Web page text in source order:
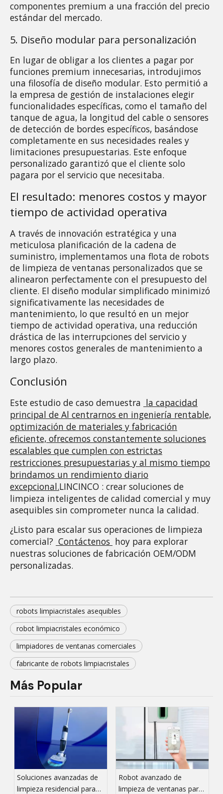
componentes premium a una fracción del precio
estándar del mercado.
5. Diseño modular para personalización
En lugar de obligar a los clientes a pagar por
funciones premium innecesarias, introdujimos
una filosofía de diseño modular. Esto permitió a
la empresa de gestión de instalaciones elegir
funcionalidades específicas, como el tamaño del
tanque de agua, la longitud del cable o sensores
de detección de bordes específicos, basándose
completamente en sus necesidades reales y
limitaciones presupuestarias. Este enfoque
personalizado garantizó que el cliente solo
pagara por el servicio que necesitaba.
El resultado: menores costos y mayor
tiempo de actividad operativa
A través de innovación estratégica y una
meticulosa planificación de la cadena de
suministro, implementamos una flota de robots
de limpieza de ventanas personalizados que se
alinearon perfectamente con el presupuesto del
cliente. El diseño modular simplificado minimizó
significativamente las necesidades de
mantenimiento, lo que resultó en un mejor
tiempo de actividad operativa, una reducción
drástica de las interrupciones del servicio y
menores costos generales de mantenimiento a
largo plazo.
Conclusión
Este estudio de caso demuestra la capacidad
principal de Al centrarnos en ingeniería rentable,
optimización de materiales y fabricación
eficiente, ofrecemos constantemente soluciones
escalables que cumplen con estrictas
restricciones presupuestarias y al mismo tiempo
brindamos un rendimiento diario
excepcional.LINCINCO : crear soluciones de
limpieza inteligentes de calidad comercial y muy
asequibles sin comprometer nunca la calidad.
¿Listo para escalar sus operaciones de limpieza
comercial? Contáctenos hoy para explorar
nuestras soluciones de fabricación OEM/ODM
personalizadas.
robots limpiacristales asequibles
robot limpiacristales económico
limpiadores de ventanas comerciales
fabricante de robots limpiacristales
Más Popular
Soluciones avanzadas de
limpieza residencial para
Robot avanzado de
limpieza de ventanas para